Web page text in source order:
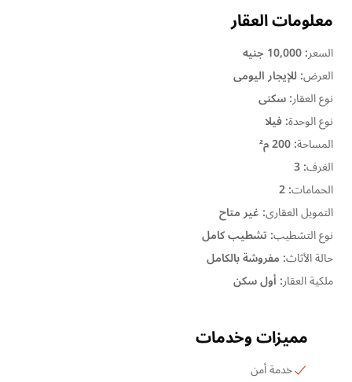
معلومات العقار
السعر:10,000 جنيه
العرض:للإيجار اليومى
نوع العقار:سكنى
نوع الوحدة:فيلا
المساحة:200 م²
الغرف:
3
الحمامات:
2
التمويل العقارى: غير متاح
نوع التشطيب:تشطيب كامل
حالة الأثاث: مفروشة بالكامل
ملكية العقار: أول سكن
مميزات وخدمات
خدمة أمن